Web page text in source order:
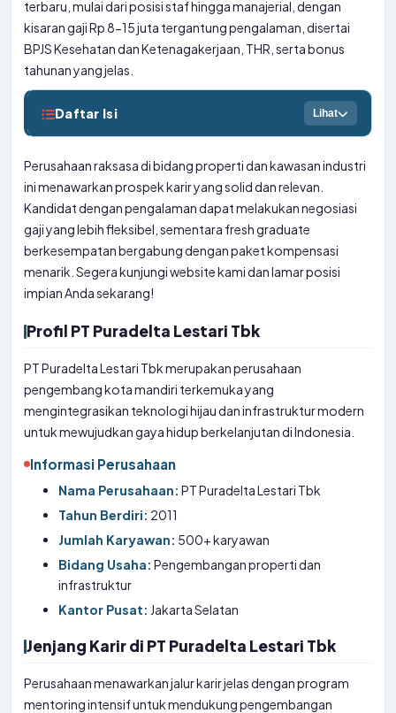
terbaru, mulai dari posisi staf hingga manajerial, dengan
kisaran gaji Rp 8-15 juta tergantung pengalaman, disertai
BPJS Kesehatan dan Ketenagakerjaan, THR, serta bonus
tahunan yang jelas.
Daftar Isi Lihat
Perusahaan raksasa di bidang properti dan kawasan industri
ini menawarkan prospek karir yang solid dan relevan.
Kandidat dengan pengalaman dapat melakukan negosiasi
gaji yang lebih fleksibel, sementara fresh graduate
berkesempatan bergabung dengan paket kompensasi
menarik. Segera kunjungi website kami dan lamar posisi
impian Anda sekarang!
Profil PT Puradelta Lestari Tbk
PT Puradelta Lestari Tbk merupakan perusahaan
pengembang kota mandiri terkemuka yang
mengintegrasikan teknologi hijau dan infrastruktur modern
untuk mewujudkan gaya hidup berkelanjutan di Indonesia.
Informasi Perusahaan
Nama Perusahaan: PT Puradelta Lestari Tbk
Tahun Berdiri: 2011
Jumlah Karyawan: 500+ karyawan
Bidang Usaha: Pengembangan properti dan
infrastruktur
Kantor Pusat: Jakarta Selatan
Jenjang Karir di PT Puradelta Lestari Tbk
Perusahaan menawarkan jalur karir jelas dengan program
mentoring intensif untuk mendukung pengembangan